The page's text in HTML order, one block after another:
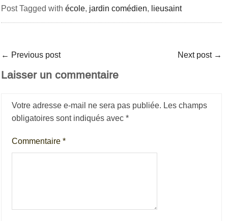
Post Tagged withécole, jardin comédien, lieusaint
← Previous post Next post →
Laisser un commentaire
Votre adresse e-mail ne sera pas publiée. Les champs
obligatoires sont indiqués avec*
Commentaire*